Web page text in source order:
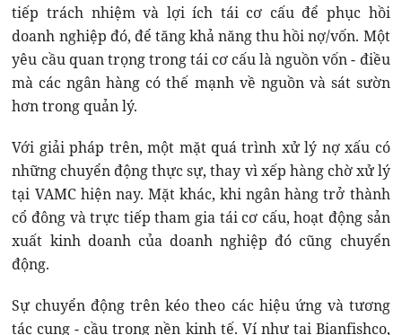
tiếp trách nhiệm và lợi ích tái cơ cấu để phục hồi
doanh nghiệp đó, để tăng khả năng thu hồi nợ/vốn. Một
yêu cầu quan trọng trong tái cơ cấu là nguồn vốn - điều
mà các ngân hàng có thế mạnh về nguồn và sát sườn
hơn trong quản lý.
Với giải pháp trên, một mặt quá trình xử lý nợ xấu có
những chuyển động thực sự, thay vì xếp hàng chờ xử lý
tại VAMC hiện nay. Mặt khác, khi ngân hàng trở thành
cổ đông và trực tiếp tham gia tái cơ cấu, hoạt động sản
xuất kinh doanh của doanh nghiệp đó cũng chuyển
động.
Sự chuyển động trên kéo theo các hiệu ứng và tương
tác cung - cầu trong nền kinh tế. Ví như tại Bianfishco,